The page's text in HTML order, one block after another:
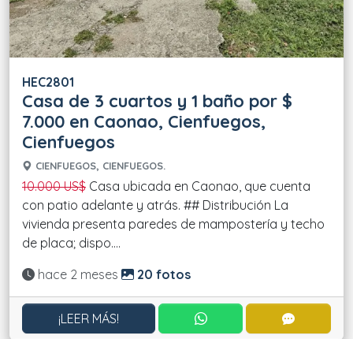
HEC2801
Casa de 3 cuartos y 1 baño por $
7.000 en Caonao, Cienfuegos,
Cienfuegos
CIENFUEGOS, CIENFUEGOS.
10.000 US$ Casa ubicada en Caonao, que cuenta
con patio adelante y atrás. ## Distribución La
vivienda presenta paredes de mampostería y techo
de placa; dispo....
Actualizado:
hace 2 meses 20 fotos
¡LEER MÁS! CONTACTAR POR